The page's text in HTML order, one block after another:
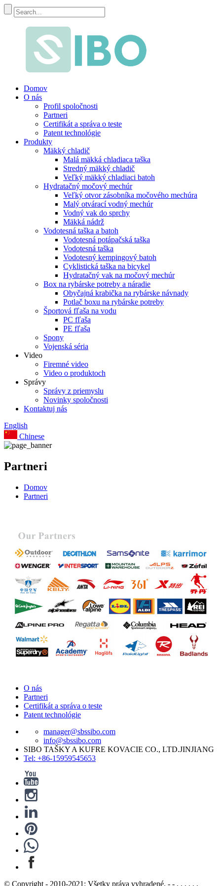
Domov
O nás
Profil spoločnosti
Partneri
Certifikát a správa o teste
Patent technológie
Produkty
Mäkký chladič
Malá mäkká chladiaca taška
Stredný mäkký chladič
Veľký mäkký chladiaci batoh
Hydratačný močový mechúr
Veľký otvor zásobníka močového mechúra
Malý otvárací vodný mechúr
Vodný vak do sprchy
Mäkká nádrž
Vodotesná taška a batoh
Vodotesná potápačská taška
Vodotesná taška
Vodotesný kempingový batoh
Cyklistická taška na bicykel
Hydratačný vak na močový mechúr
Box na rybárske potreby a náradie
Obyčajná krabička na rybárske návnady
Potlač boxu na rybárske potreby
Športová fľaša na vodu
PC fľaša
PE fľaša
Spony
Vojenská séria
Video
Firemné video
Video o produktoch
Správy
Správy z priemyslu
Novinky spoločnosti
Kontaktuj nás
English
Chinese
Partneri
Domov
Partneri
O nás
Partneri
Certifikát a správa o teste
Patent technológie
manager@sbssibo.com
info@sbssibo.com
SIBO TAŠKY A KUFRE KOVACIE CO., LTD.JINJIANG
Tel: +86-15959545653
© Copyright - 2010-2021: Všetky práva vyhradené. - - , , , , , ,